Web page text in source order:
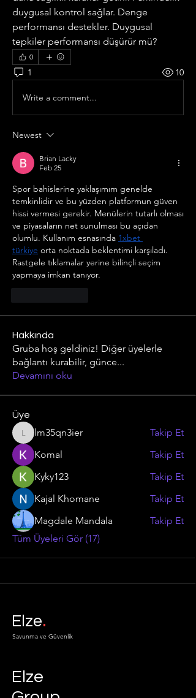
duygusal kontrol sağlar. Denge
performansı destekler. Duygusal
tepkiler performansı düşürür mü?
0
1 10
Write a comment...
Newest
Brian Lacky
Feb 25
Spor bahislerine yaklaşımım genelde
temkinlidir ve bu yüzden platformun güven
hissi vermesi gerekir. Menülerin tutarlı olması
ve piyasaların net sunulması bu açıdan
olumlu. Kullanım esnasında 1xbet
türkiye orta noktada beklentimi karşıladı.
Rastgele tıklamalar yerine bilinçli seçim
yapmaya imkan tanıyor.
Hakkında
Gruba hoş geldiniz! Diğer üyelerle
bağlantı kurabilir, günce...
Devamını oku
Üye
lm35qn3ier
lm35qn3ier
Takip Et
Komal
Takip Et
Kyky123
Takip Et
Kajal Khomane
Takip Et
Magdale Mandala
Takip Et
Tüm Üyeleri Gör (17)
Elze.
Savunma ve Güvenlik
Elze